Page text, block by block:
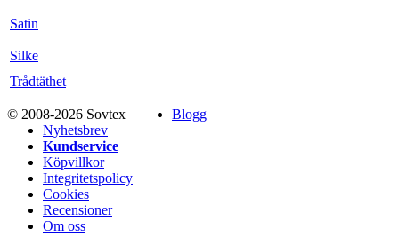
Satin
Silke
Trådtäthet
© 2008-2026 Sovtex
Blogg
Nyhetsbrev
Kundservice
Köpvillkor
Integritetspolicy
Cookies
Recensioner
Om oss